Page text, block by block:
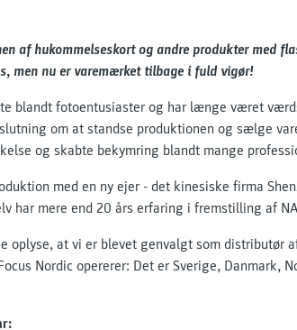
af hukommelseskort og andre produkter med
men nu er varemærket tilbage i fuld vigør!
blandt fotoentusiaster og har længe været
om at standse produktionen og sælge
og skabte bekymring blandt mange
med en ny ejer - det kinesiske firma
har mere end 20 års erfaring i fremstilling af
oplyse, at vi er blevet genvalgt som distributør
Nordic opererer: Det er Sverige, Danmark,